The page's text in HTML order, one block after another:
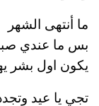
ما أنتهى الشهر
بس ما عندي
يكون اول بشر
تجي يا عيد